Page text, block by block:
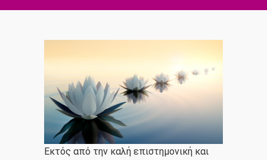
Εκτός από την καλή επιστημονική και